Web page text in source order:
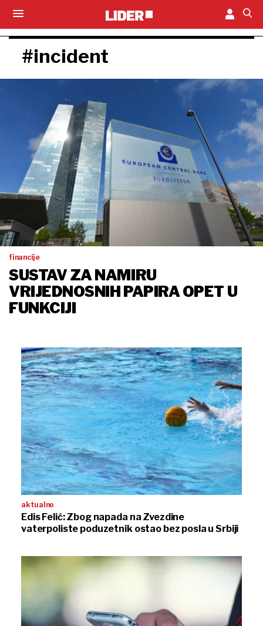
#incident
financije
SUSTAV ZA NAMIRU
VRIJEDNOSNIH PAPIRA OPET U
FUNKCIJI
aktualno
Edis Felić: Zbog napada na Zvezdine
vaterpoliste poduzetnik ostao bez posla u Srbiji